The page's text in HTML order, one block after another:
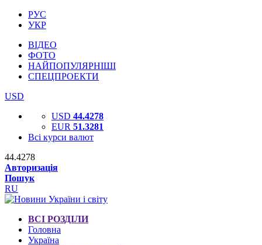
РУС
УКР
ВІДЕО
ФОТО
НАЙПОПУЛЯРНІШІ
СПЕЦПРОЕКТИ
USD
USD 44.4278
EUR 51.3281
Всі курси валют
44.4278
Авторизація
Пошук
RU
ВСІ РОЗДІЛИ
Головна
Україна